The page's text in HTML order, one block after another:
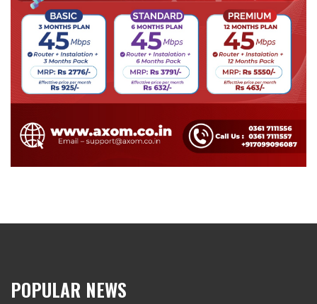
POPULAR NEWS